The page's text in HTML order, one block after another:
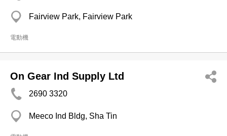
Fairview Park, Fairview Park
電動機
On Gear Ind Supply Ltd
2690 3320
Meeco Ind Bldg, Sha Tin